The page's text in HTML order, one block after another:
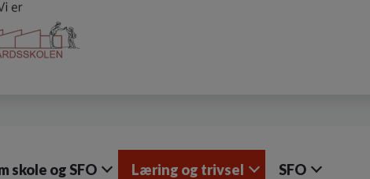
skole og SFO Læring og trivsel SFO